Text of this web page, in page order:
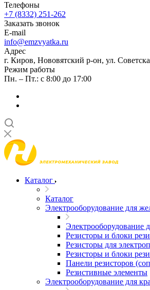
Телефоны
+7 (8332) 251-262
Заказать звонок
E-mail
info@emzvyatka.ru
Адрес
г. Киров, Нововятский р-он, ул.
Режим работы
Пн. – Пт.: с 8:00 до 17:00
Каталог
Каталог
Электрооборудование для
Электрооборудование
Резисторы и блоки
Резисторы для
Резисторы и блоки
Панели резисторов
Резистивные элементы
Электрооборудование для